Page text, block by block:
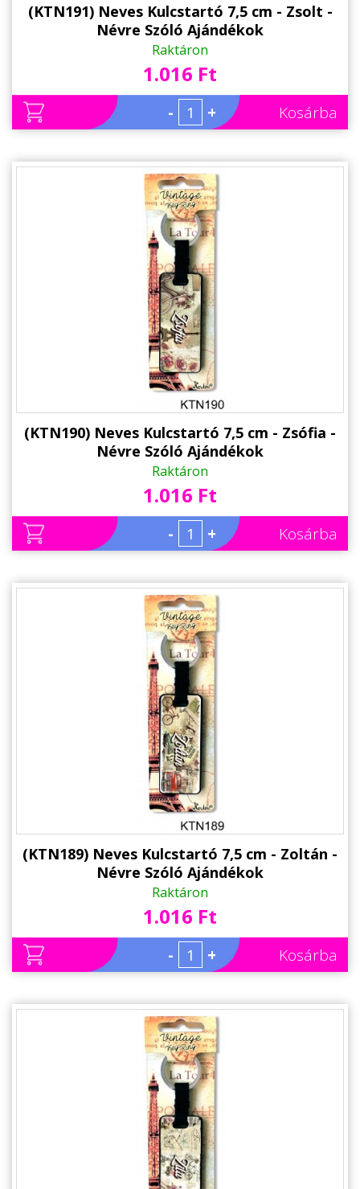
(KTN191) Neves Kulcstartó 7,5 cm - Zsolt -
Névre Szóló Ajándékok
Raktáron
1.016 Ft
- + Kosárba
(KTN190) Neves Kulcstartó 7,5 cm - Zsófia -
Névre Szóló Ajándékok
Raktáron
1.016 Ft
- + Kosárba
(KTN189) Neves Kulcstartó 7,5 cm - Zoltán -
Névre Szóló Ajándékok
Raktáron
1.016 Ft
- + Kosárba